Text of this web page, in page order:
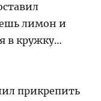
лимон и
в кружку…
прикрепить